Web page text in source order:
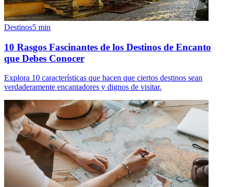
Destinos5 min
10 Rasgos Fascinantes de los Destinos de Encanto
que Debes Conocer
Explora 10 características que hacen que ciertos destinos sean
verdaderamente encantadores y dignos de visitar.